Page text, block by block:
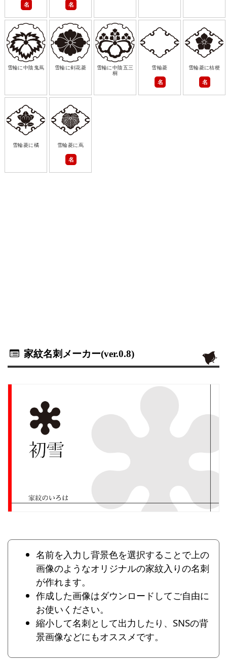
名 名
雪輪に中陰鬼蔦 雪輪に剣花菱
雪輪に中陰五三
桐
雪輪菱
名
雪輪菱に桔梗
名
雪輪菱に橘 雪輪菱に蔦
名
家紋名刺メーカー(ver.0.8)
名前を入力し背景色を選択することで上の
画像のようなオリジナルの家紋入りの名刺
が作れます。
作成した画像はダウンロードしてご自由に
お使いください。
縮小して名刺として出力したり、SNSの背
景画像などにもオススメです。